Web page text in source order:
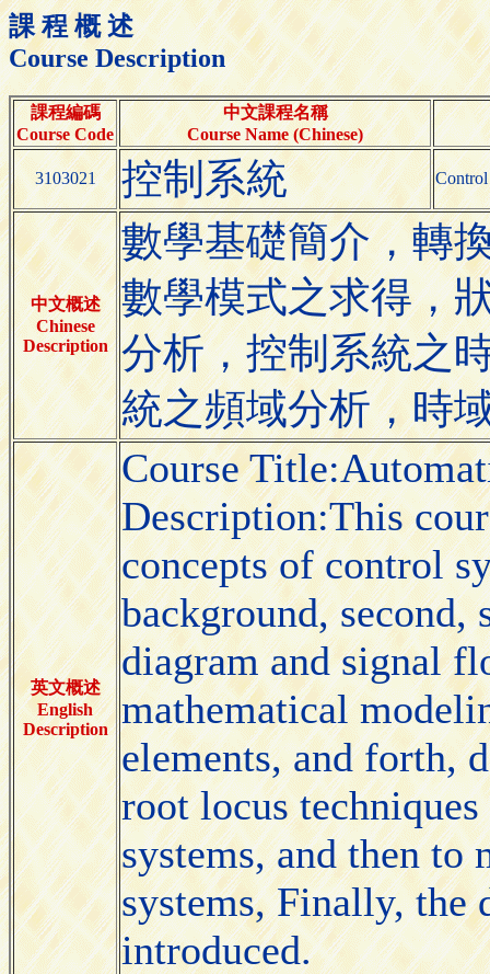
課 程 概 述
Course Description
課程編碼
Course Code
中文課程名稱
Course Name (Chinese)
3103021 控制系統 Control
中文概述
Chinese
Description
數學基礎簡介，轉
數學模式之求得，
分析，控制系統之
統之頻域分析，時
英文概述
English
Description
Course
Description:This
concepts of control
background,
diagram and signal
mathematical
elements, and forth,
root locus
systems, and then to
systems, Finally, the
introduced.